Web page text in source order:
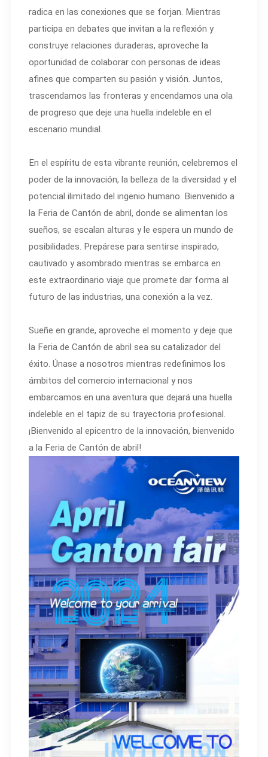
radica en las conexiones que se forjan. Mientras
participa en debates que invitan a la reflexión y
construye relaciones duraderas, aproveche la
oportunidad de colaborar con personas de ideas
afines que comparten su pasión y visión. Juntos,
trascendamos las fronteras y encendamos una ola
de progreso que deje una huella indeleble en el
escenario mundial.
En el espíritu de esta vibrante reunión, celebremos el
poder de la innovación, la belleza de la diversidad y el
potencial ilimitado del ingenio humano. Bienvenido a
la Feria de Cantón de abril, donde se alimentan los
sueños, se escalan alturas y le espera un mundo de
posibilidades. Prepárese para sentirse inspirado,
cautivado y asombrado mientras se embarca en
este extraordinario viaje que promete dar forma al
futuro de las industrias, una conexión a la vez.
Sueñe en grande, aproveche el momento y deje que
la Feria de Cantón de abril sea su catalizador del
éxito. Únase a nosotros mientras redefinimos los
ámbitos del comercio internacional y nos
embarcamos en una aventura que dejará una huella
indeleble en el tapiz de su trayectoria profesional.
¡Bienvenido al epicentro de la innovación, bienvenido
a la Feria de Cantón de abril!